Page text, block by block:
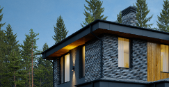
Площадь дома: 160 м²